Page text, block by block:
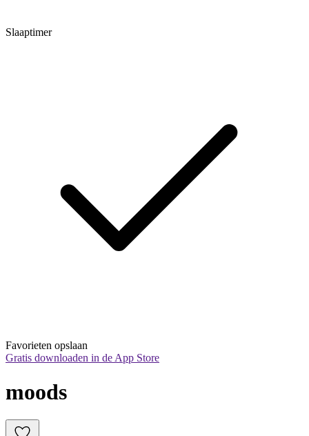
Slaaptimer
Favorieten opslaan
Gratis downloaden in de App Store
moods